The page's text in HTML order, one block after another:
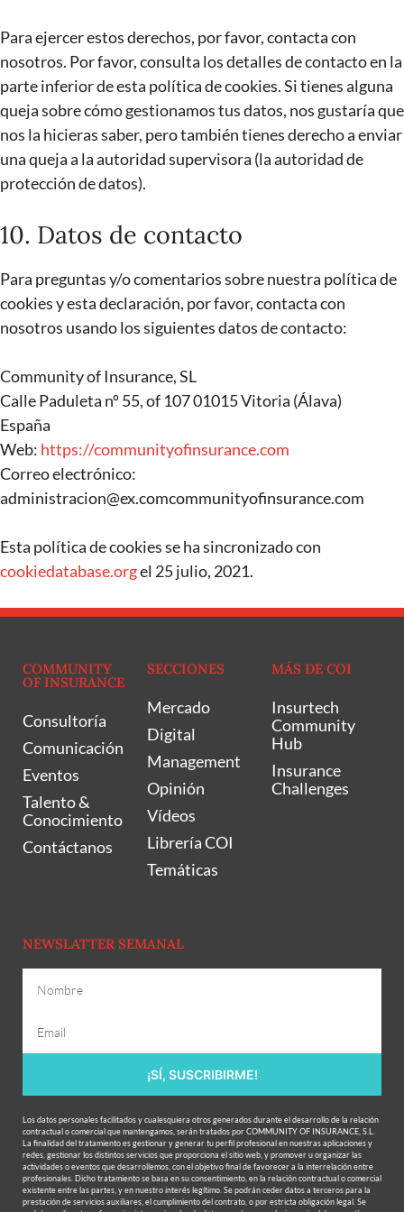
Para ejercer estos derechos, por favor, contacta con
nosotros. Por favor, consulta los detalles de contacto en la
parte inferior de esta política de cookies. Si tienes alguna
queja sobre cómo gestionamos tus datos, nos gustaría que
nos la hicieras saber, pero también tienes derecho a enviar
una queja a la autoridad supervisora (la autoridad de
protección de datos).
10. Datos de contacto
Para preguntas y/o comentarios sobre nuestra política de
cookies y esta declaración, por favor, contacta con
nosotros usando los siguientes datos de contacto:
Community of Insurance, SL
Calle Paduleta nº 55, of 107 01015 Vitoria (Álava)
España
Web: https://communityofinsurance.com
Correo electrónico:
administracion@ex.comcommunityofinsurance.com
Esta política de cookies se ha sincronizado con
cookiedatabase.orgel 25 julio, 2021.
COMMUNITY
OF INSURANCE
Consultoría
Comunicación
Eventos
Talento &
Conocimiento
Contáctanos
SECCIONES
Mercado
Digital
Management
Opinión
Vídeos
Librería COI
Temáticas
MÁS DE COI
Insurtech
Community
Hub
Insurance
Challenges
NEWSLATTER SEMANAL
¡SÍ, SUSCRIBIRME!
Los datos personales facilitados y cualesquiera otros generados durante el desarrollo de la relación
contractual o comercial que mantengamos, serán tratados por COMMUNITY OF INSURANCE, S.L.
La finalidad del tratamiento es gestionar y generar tu perfil profesional en nuestras aplicaciones y
redes, gestionar los distintos servicios que proporciona el sitio web, y promover u organizar las
actividades o eventos que desarrollemos, con el objetivo final de favorecer a la interrelación entre
profesionales. Dicho tratamiento se basa en su consentimiento, en la relación contractual o comercial
existente entre las partes, y en nuestro interés legítimo. Se podrán ceder datos a terceros para la
prestación de servicios auxiliares, el cumplimiento del contrato, o por estricta obligación legal. Se